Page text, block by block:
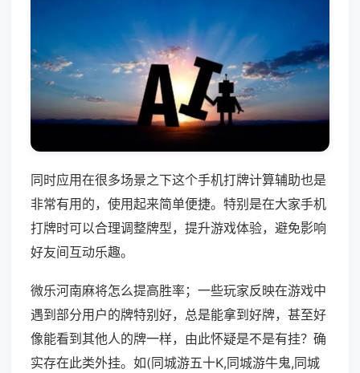
同时应用在很多场景之下这个手机打牌计算辅助也是
非常有用的，使用起来简单便捷。特别是在大家手机
打牌时可以合理调整牌型，提升游戏体验，避免影响
好友间互动乐趣。
微乐河南麻将怎么提高胜率；一些玩家反映在游戏中
遇到部分用户的牌特别好，总是能拿到好牌，甚至好
像能看到其他人的牌一样，由此怀疑是不是有挂？确
实存在此类外挂。如(同城游五十K,同城游牛鬼,同城